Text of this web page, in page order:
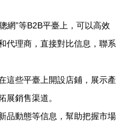
網”等B2B平臺上，可以高效
代理商，直接對比信息，聯系
這些平臺上開設店鋪，展示產
展銷售渠道。
品動態等信息，幫助把握市場